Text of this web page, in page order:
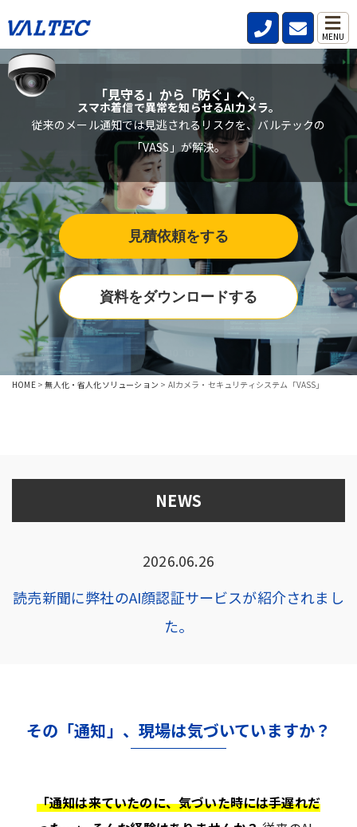
MENU
HOME>無人化・省人化ソリューション > AIカメラ・セキュリティシステム「VASS」
「見守る」から「防ぐ」へ。
スマホ着信で異常を知らせるAIカメラ。
従来のメール通知では見逃されるリスクを、バルテックの
「VASS」が解決。
見積依頼をする
資料をダウンロードする
NEWS
2026.06.26
読売新聞に弊社のAI顔認証サービスが紹介されまし
た。
その「通知」、現場は気づいていますか？
「通知は来ていたのに、気づいた時には手遅れだ